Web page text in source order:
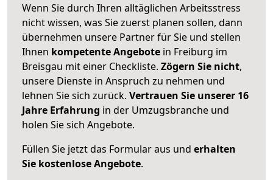
Wenn Sie durch Ihren alltäglichen Arbeitsstress
nicht wissen, was Sie zuerst planen sollen, dann
übernehmen unsere Partner für Sie und stellen
Ihnen kompetente Angebote in Freiburg im
Breisgau mit einer Checkliste. Zögern Sie nicht,
unsere Dienste in Anspruch zu nehmen und
lehnen Sie sich zurück. Vertrauen Sie unserer 16
Jahre Erfahrung in der Umzugsbranche und
holen Sie sich Angebote.
Füllen Sie jetzt das Formular aus und erhalten
Sie kostenlose Angebote.